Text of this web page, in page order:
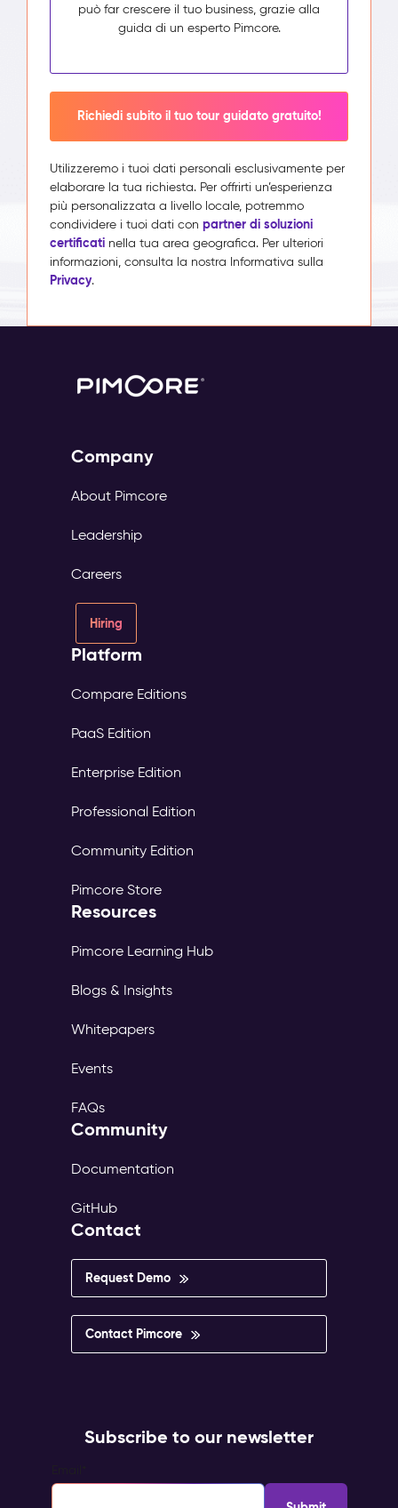
può far crescere il tuo business, grazie alla
guida di un esperto Pimcore.
Richiedi subito il tuo tour guidato gratuito!
Utilizzeremo i tuoi dati personali esclusivamente per
elaborare la tua richiesta. Per offrirti un’esperienza
più personalizzata a livello locale, potremmo
condividere i tuoi dati con partner di soluzioni
certificati nella tua area geografica. Per ulteriori
informazioni, consulta la nostra Informativa sulla
Privacy.
Company
About Pimcore
Leadership
Careers
Hiring
Platform
Compare Editions
PaaS Edition
Enterprise Edition
Professional Edition
Community Edition
Pimcore Store
Resources
Pimcore Learning Hub
Blogs & Insights
Whitepapers
Events
FAQs
Community
Documentation
GitHub
Contact
Request Demo
Contact Pimcore
Subscribe to our newsletter